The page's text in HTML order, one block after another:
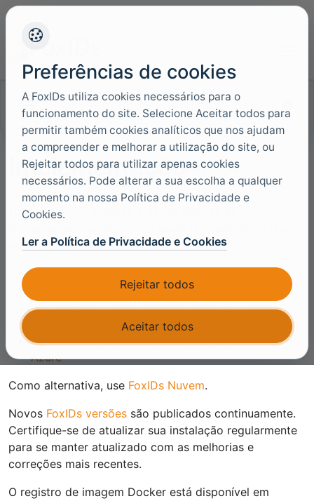
Idiomas
Pesquisar documentação
Implementação
FoxIDs oferece suporte a várias opções de
ou no local.
Implante usando
no local ou na nuvem
Implante usandoDocker no local ou na nuvem -
principalmente para desenvolvimento e teste
Servidor Windows com IIS
Implante emContêiner de serviço de aplicativo do
Azure
Como alternativa, use FoxIDs Nuvem.
Novos FoxIDs versões são publicados continuamente.
Certifique-se de atualizar sua instalação regularmente
para se manter atualizado com as melhorias e
correções mais recentes.
O registro de imagem Docker está disponível em
Preferências de cookies
A FoxIDs utiliza cookies necessários para o
funcionamento do site. Selecione Aceitar todos para
permitir também cookies analíticos que nos ajudam
a compreender e melhorar a utilização do site, ou
Rejeitar todos para utilizar apenas cookies
necessários. Pode alterar a sua escolha a qualquer
momento na nossa Política de Privacidade e
Cookies.
Ler a Política de Privacidade e Cookies
Rejeitar todos
Aceitar todos